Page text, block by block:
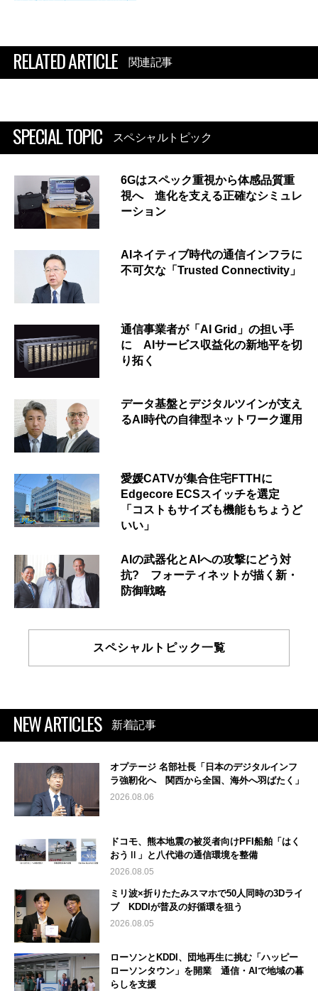
RELATED ARTICLE 関連記事
SPECIAL TOPIC スペシャルトピック
6Gはスペック重視から体感品質重
視へ 進化を支える正確なシミュレ
ーション
AIネイティブ時代の通信インフラに
不可欠な「Trusted Connectivity」
通信事業者が「AI Grid」の担い手
に AIサービス収益化の新地平を切
り拓く
データ基盤とデジタルツインが支え
るAI時代の自律型ネットワーク運用
愛媛CATVが集合住宅FTTHに
Edgecore ECSスイッチを選定
「コストもサイズも機能もちょうど
いい」
AIの武器化とAIへの攻撃にどう対
抗? フォーティネットが描く新・
防御戦略
スペシャルトピック一覧
NEW ARTICLES 新着記事
オプテージ 名部社長「日本のデジタルインフ
ラ強靭化へ 関西から全国、海外へ羽ばたく」
2026.08.06
ドコモ、熊本地震の被災者向けPFI船舶「はく
おうⅡ」と八代港の通信環境を整備
2026.08.05
ミリ波×折りたたみスマホで50人同時の3Dライ
ブ KDDIが普及の好循環を狙う
2026.08.05
ローソンとKDDI、団地再生に挑む「ハッピー
ローソンタウン」を開業 通信・AIで地域の暮
らしを支援